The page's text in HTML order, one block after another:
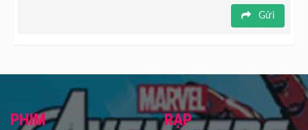
Gửi
PHIM RẠP